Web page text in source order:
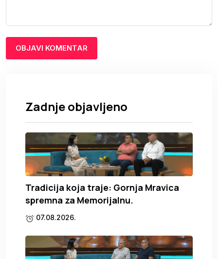
Zadnje objavljeno
Tradicija koja traje: Gornja Mravica
spremna za Memorijalnu.
07.08.2026.